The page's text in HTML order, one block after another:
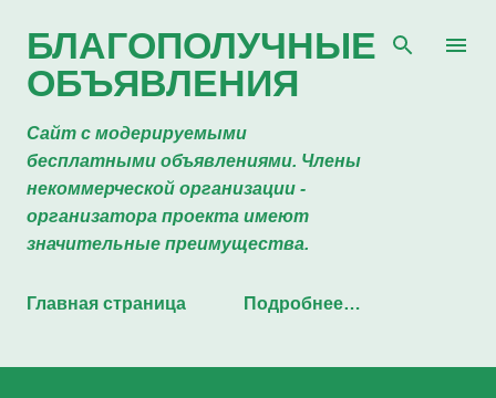
БЛАГОПОЛУЧНЫЕ
ОБЪЯВЛЕНИЯ
Сайт с модерируемыми
бесплатными объявлениями. Члены
некоммерческой организации -
организатора проекта имеют
значительные преимущества.
Главная страница Подробнее…